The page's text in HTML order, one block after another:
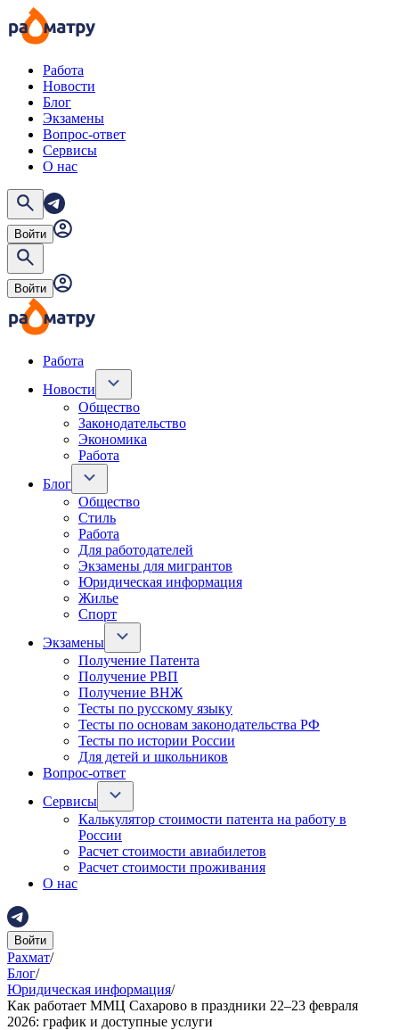
Работа
Новости
Блог
Экзамены
Вопрос-ответ
Сервисы
О нас
Войти
Войти
Работа
Новости
Общество
Законодательство
Экономика
Работа
Блог
Общество
Стиль
Работа
Для работодателей
Экзамены для мигрантов
Юридическая информация
Жилье
Спорт
Экзамены
Получение Патента
Получение РВП
Получение ВНЖ
Тесты по русскому языку
Тесты по основам законодательства РФ
Тесты по истории России
Для детей и школьников
Вопрос-ответ
Сервисы
Калькулятор стоимости патента на работу в
России
Расчет стоимости авиабилетов
Расчет стоимости проживания
О нас
Войти
Рахмат/
Блог/
Юридическая информация/
Как работает ММЦ Сахарово в праздники 22–23 февраля
2026: график и доступные услуги